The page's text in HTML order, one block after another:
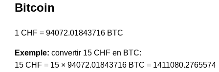
Bitcoin
1 CHF = 94072.01843716 BTC
Exemple: convertir 15 CHF en BTC:
15 CHF = 15 × 94072.01843716 BTC = 1411080.2765574